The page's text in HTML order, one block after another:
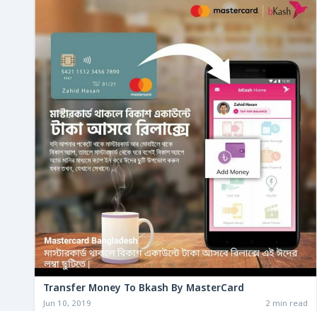
Transfer Money To Bkash By MasterCard
Jun 10, 2019 2 min read